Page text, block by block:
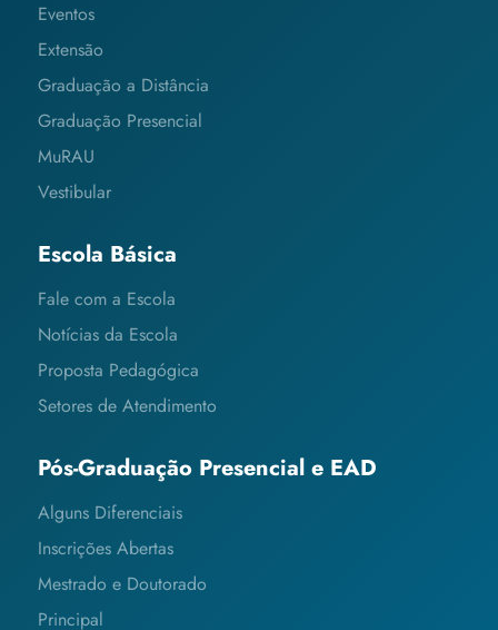
Eventos
Extensão
Graduação a Distância
Graduação Presencial
MuRAU
Vestibular
Escola Básica
Fale com a Escola
Notícias da Escola
Proposta Pedagógica
Setores de Atendimento
Pós-Graduação Presencial e EAD
Alguns Diferenciais
Inscrições Abertas
Mestrado e Doutorado
Principal